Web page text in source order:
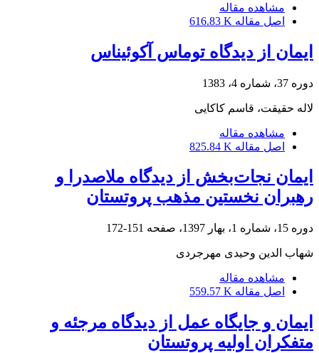
مشاهده مقاله
اصل مقاله 616.83 K
ایمان از دیدگاه توماس آکوئیناس
دوره 37، شماره 4، 1383
لاله حقیقت، قاسم کاکایی
مشاهده مقاله
اصل مقاله 825.84 K
ایمان نجات‌بخش از دیدگاه ملاصدرا و
رهبران نخستین مذهب پروتستان
دوره 15، شماره 1، بهار 1397، صفحه 151-172
شهاب الدین وحیدی مهرجردی
مشاهده مقاله
اصل مقاله 559.57 K
ایمان و جایگاه عمل از دیدگاه مرجئه و
متفکران اولیه پروتستان